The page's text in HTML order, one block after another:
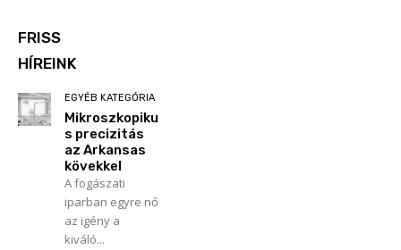
FRISS
HÍREINK
EGYÉB KATEGÓRIA
Mikroszkopiku
s precizitás
az Arkansas
kövekkel
A fogászati
iparban egyre nő
az igény a
kiváló...